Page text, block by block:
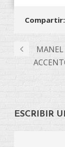
Compartir:
MANEL
ESCRIBIR